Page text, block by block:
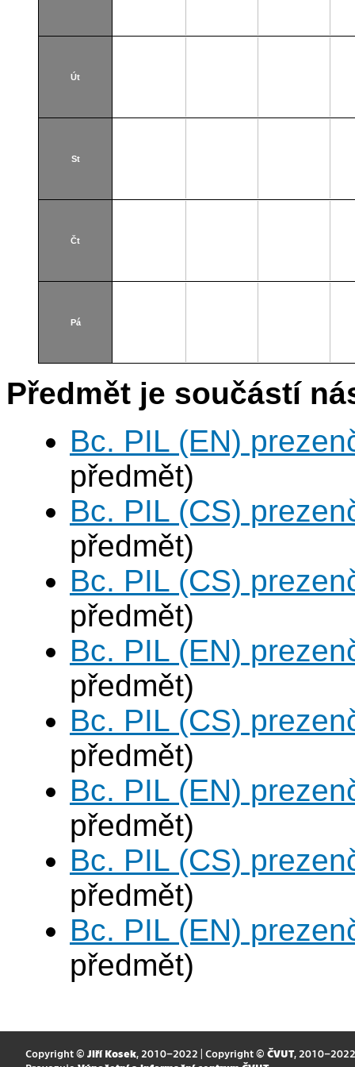
Út
St
Čt
Pá
Předmět je součástí
Bc. PIL (EN)
předmět)
Bc. PIL (CS)
předmět)
Bc. PIL (CS)
předmět)
Bc. PIL (EN)
předmět)
Bc. PIL (CS)
předmět)
Bc. PIL (EN)
předmět)
Bc. PIL (CS)
předmět)
Bc. PIL (EN)
předmět)
Copyright © Jiří Kosek, 2010–2022 | Copyright © ČVUT, 2010–2022